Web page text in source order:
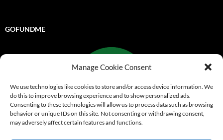
Manage Cookie Consent
We use technologies like cookies to store and/or access device information. We
do this to improve browsing experience and to show personalized ads.
Consenting to these technologies will allow us to process data such as browsing
behavior or unique IDs on this site. Not consenting or withdrawing consent,
may adversely affect certain features and functions.
GOFUNDME